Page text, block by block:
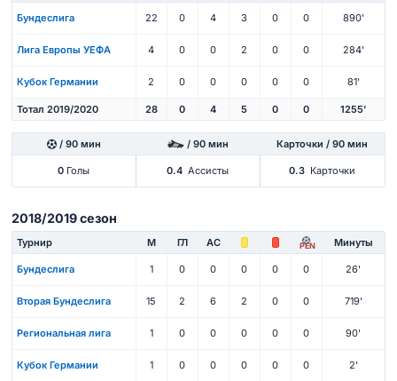
Бундеслига 22 0 4 3 0 0 890'
Лига Европы УЕФА 4 0 0 2 0 0 284'
Кубок Германии 2 0 0 0 0 0 81'
Тотал 2019/2020 28 0 4 5 0 0 1255'
/ 90 мин / 90 мин Карточки / 90 мин
0 Голы 0.4 Ассисты 0.3 Карточки
2018/2019 сезон
Турнир М ГЛ АС PEN Минуты
Бундеслига 1 0 0 0 0 0 26'
Вторая Бундеслига 15 2 6 2 0 0 719'
Региональная лига 1 0 0 0 0 0 90'
Кубок Германии 1 0 0 0 0 0 2'